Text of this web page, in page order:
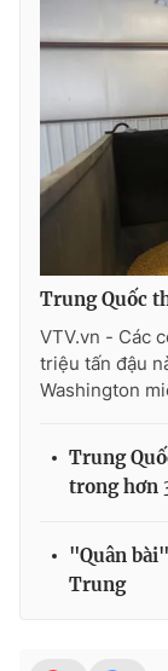
Chuyên mục khác
Photo
VTV Money
VTV Sức khoẻ
Thị trường
VTV9
Trung Quốc
VTV.vn - Các
triệu tấn đậu
Washington
Trung
trong hơn
"Quân
Trung